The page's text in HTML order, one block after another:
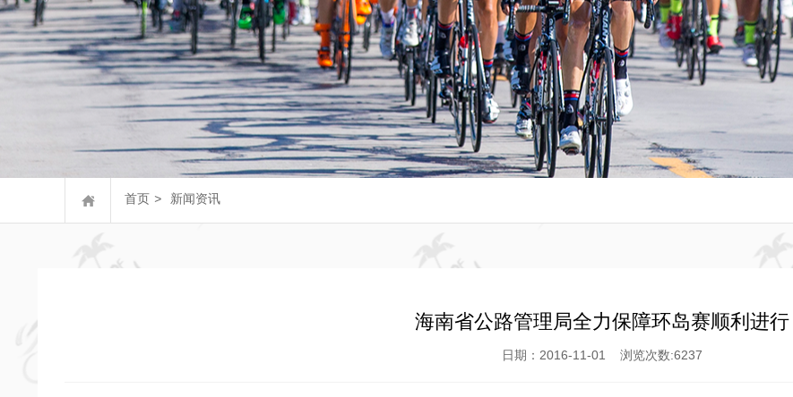
首页 > 新闻资讯
海南省公路管理局全力保障环岛赛顺利进行
日期：2016-11-01 浏览次数:6237